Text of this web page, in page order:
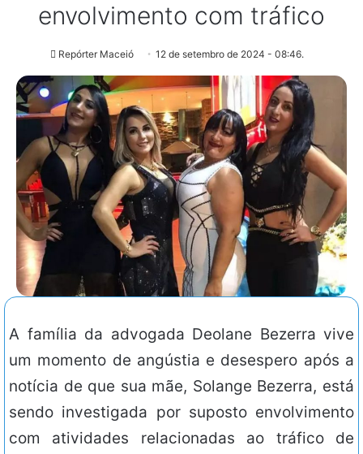
envolvimento com tráfico
Repórter Maceió 12 de setembro de 2024 - 08:46.
A família da advogada Deolane Bezerra vive
um momento de angústia e desespero após a
notícia de que sua mãe, Solange Bezerra, está
sendo investigada por suposto envolvimento
com atividades relacionadas ao tráfico de